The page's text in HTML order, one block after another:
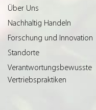
Über Uns
Nachhaltig Handeln
Forschung und Innovation
Standorte
Verantwortungsbewusste
Vertriebspraktiken